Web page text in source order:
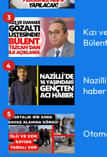
Kızı
3
haber
4
5